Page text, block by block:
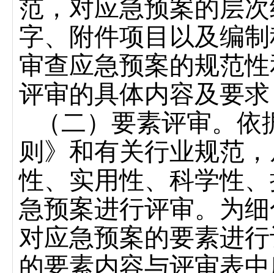
范，对应急预案的层
字、附件项目以及编
审查应急预案的规范
评审的具体内容及要
（二）要素评审。
则》和有关行业规范
性、实用性、科学性
急预案进行评审。为
对应急预案的要素进
的要素内容与评审表